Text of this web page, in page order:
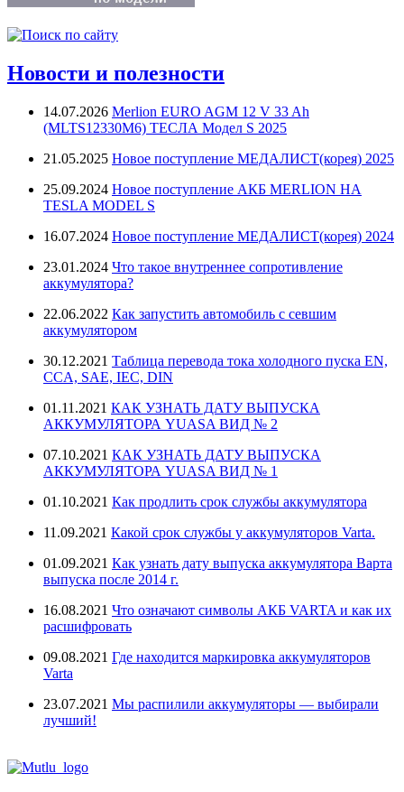
Новости и полезности
14.07.2026 Merlion EURO AGM 12 V 33 Ah
(MLTS12330M6) ТЕСЛА Модел S 2025
21.05.2025 Новое поступление МЕДАЛИСТ(корея) 2025
25.09.2024 Новое поступление АКБ MERLION НА
TESLA MODEL S
16.07.2024 Новое поступление МЕДАЛИСТ(корея) 2024
23.01.2024 Что такое внутреннее сопротивление
аккумулятора?
22.06.2022 Как запустить автомобиль с севшим
аккумулятором
30.12.2021 Таблица перевода тока холодного пуска EN,
CCA, SAE, IEC, DIN
01.11.2021 КАК УЗНАТЬ ДАТУ ВЫПУСКА
АККУМУЛЯТОРА YUASA ВИД № 2
07.10.2021 КАК УЗНАТЬ ДАТУ ВЫПУСКА
АККУМУЛЯТОРА YUASA ВИД № 1
01.10.2021 Как продлить срок службы аккумулятора
11.09.2021 Какой срок службы у аккумуляторов Varta.
01.09.2021 Как узнать дату выпуска аккумулятора Варта
выпуска после 2014 г.
16.08.2021 Что означают символы АКБ VARTA и как их
расшифровать
09.08.2021 Где находится маркировка аккумуляторов
Varta
23.07.2021 Мы распилили аккумуляторы — выбирали
лучший!